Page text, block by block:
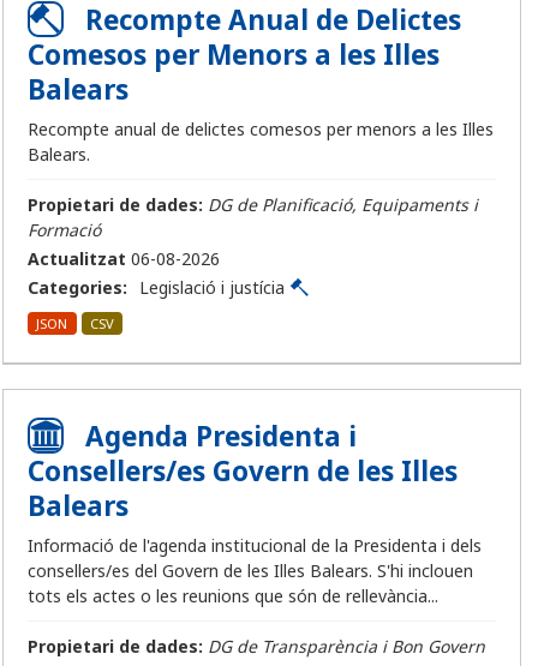
Recompte Anual de Delictes
Comesos per Menors a les Illes
Balears
Recompte anual de delictes comesos per menors a les Illes
Balears.
Propietari de dades: DG de Planificació, Equipaments i
Formació
Actualitzat 06-08-2026
Categories:
Legislació i justícia
JSON CSV
Agenda Presidenta i
Consellers/es Govern de les Illes
Balears
Informació de l'agenda institucional de la Presidenta i dels
consellers/es del Govern de les Illes Balears. S'hi inclouen
tots els actes o les reunions que són de rellevància...
Propietari de dades: DG de Transparència i Bon Govern